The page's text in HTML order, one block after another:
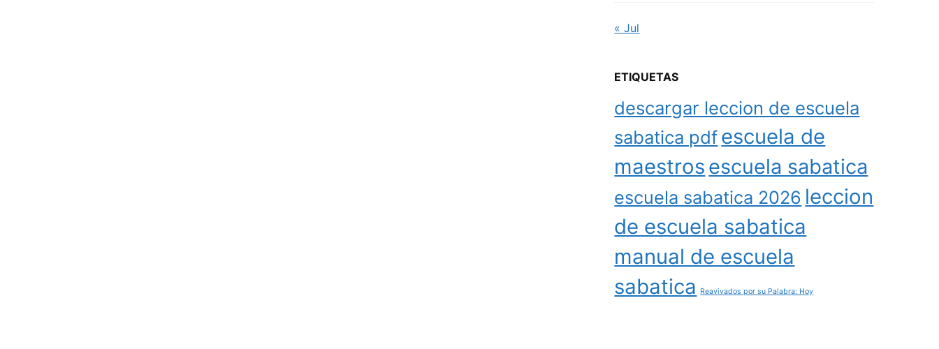
« Jul
ETIQUETAS
descargar leccion de escuela
sabatica pdfescuela de
maestros escuela sabatica
escuela sabatica 2026 leccion
de escuela sabatica
manual de escuela
sabatica
Reavivados por su Palabra: Hoy